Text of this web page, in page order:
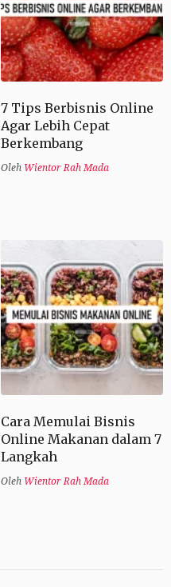
7 Tips Berbisnis Online
Agar Lebih Cepat
Berkembang
Oleh Wientor Rah Mada
Cara Memulai Bisnis
Online Makanan dalam 7
Langkah
Oleh Wientor Rah Mada